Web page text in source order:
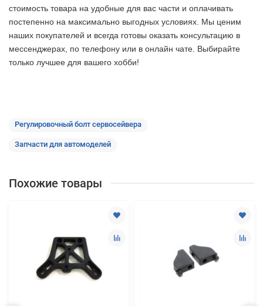
стоимость товара на удобные для вас части и оплачивать
постепенно на максимально выгодных условиях. Мы ценим
наших покупателей и всегда готовы оказать консультацию в
мессенджерах, по телефону или в онлайн чате. Выбирайте
только лучшее для вашего хобби!
Регулировочный болт сервосейвера
Запчасти для автомоделей
Похожие товары